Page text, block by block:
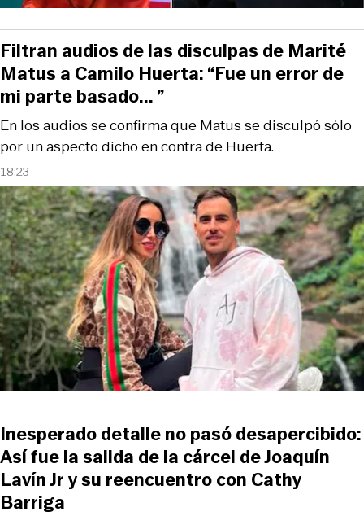
18:23
En los audios se confirma que Matus se disculpó sólo
por un aspecto dicho en contra de Huerta.
Filtran audios de las disculpas de Marité
Matus a Camilo Huerta: “Fue un error de
mi parte basado... ”
Inesperado detalle no pasó desapercibido:
Así fue la salida de la cárcel de Joaquín
Lavín Jr y su reencuentro con Cathy
Barriga